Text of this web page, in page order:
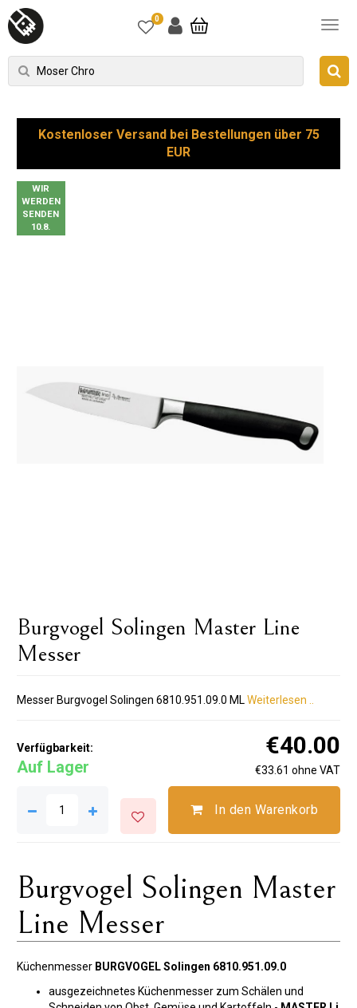
0
Kostenloser Versand bei Bestellungen über 75
EUR
WIR
WERDEN
SENDEN
10.8.
Burgvogel Solingen Master Line
Messer
Messer Burgvogel Solingen 6810.951.09.0 ML Weiterlesen ..
Verfügbarkeit:
Auf Lager
€40.00
€33.61 ohne VAT
In den Warenkorb
Burgvogel Solingen Master
Line Messer
Küchenmesser BURGVOGEL Solingen 6810.951.09.0
ausgezeichnetes Küchenmesser zum Schälen und